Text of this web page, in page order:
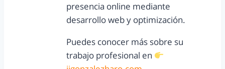
presencia online mediante
desarrollo web y optimización.
Puedes conocer más sobre su
trabajo profesional en